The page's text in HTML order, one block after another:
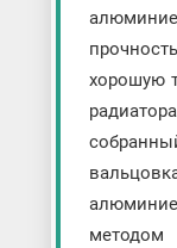
хорошую
методом